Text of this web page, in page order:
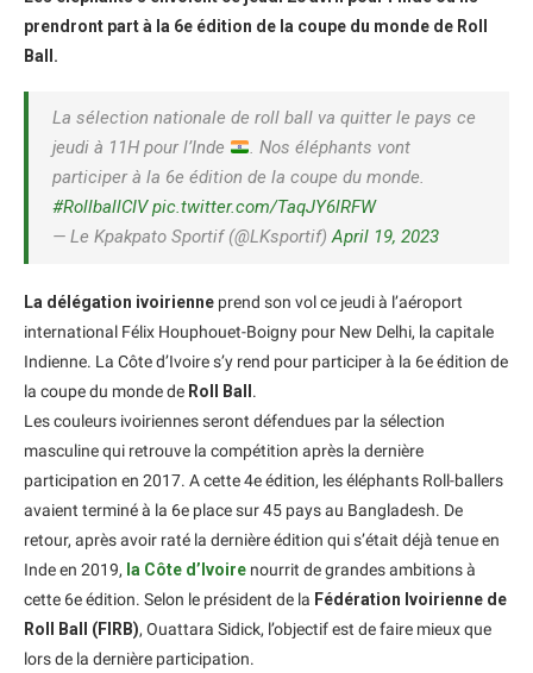
prendront part à la 6e édition de la coupe du monde de Roll
Ball.
La sélection nationale de roll ball va quitter le pays ce
jeudi à 11H pour l’Inde
. Nos éléphants vont
participer à la 6e édition de la coupe du monde.
#RollballCIV pic.twitter.com/TaqJY6lRFW
— Le Kpakpato Sportif (@LKsportif)April 19, 2023
La délégation ivoirienne prend son vol ce jeudi à l’aéroport
international Félix Houphouet-Boigny pour New Delhi, la capitale
Indienne. La Côte d’Ivoire s’y rend pour participer à la 6e édition de
la coupe du monde de Roll Ball .
Les couleurs ivoiriennes seront défendues par la sélection
masculine qui retrouve la compétition après la dernière
participation en 2017. A cette 4e édition, les éléphants Roll-ballers
avaient terminé à la 6e place sur 45 pays au Bangladesh. De
retour, après avoir raté la dernière édition qui s’était déjà tenue en
Inde en 2019, la Côte d’Ivoire nourrit de grandes ambitions à
cette 6e édition. Selon le président de la Fédération Ivoirienne de
Roll Ball (FIRB), Ouattara Sidick, l’objectif est de faire mieux que
lors de la dernière participation.